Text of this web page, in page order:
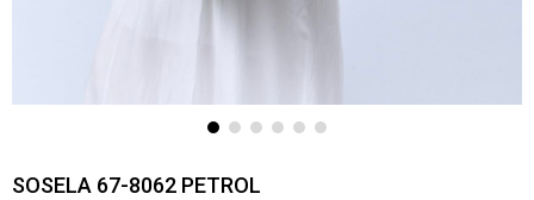
SOSELA 67-8062 PETROL